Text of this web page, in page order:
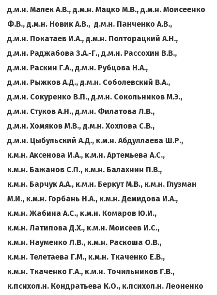
д.м.н. Малек А.В., д.м.н. Мацко М.В., д.м.н. Моисеенко
Ф.В., д.м.н. Новик А.В., д.м.н. Панченко А.В.,
д.м.н. Покатаев И.А., д.м.н. Полторацкий А.Н.,
д.м.н. Раджабова З.А.-Г., д.м.н. Рассохин В.В.,
д.м.н. Раскин Г.А., д.м.н. Рубцова Н.А.,
д.м.н. Рыжков А.Д., д.м.н. Соболевский В.А.,
д.м.н. Сокуренко В.П., д.м.н. Сокольников М.Э.,
д.м.н. Стуков А.Н., д.м.н. Филатова Л.В.,
д.м.н. Хомяков М.В., д.м.н. Хохлова С.В.,
д.м.н. Цыбульский А.Д., к.м.н. Абдуллаева Ш.Р.,
к.м.н. Аксенова И.А., к.м.н. Артемьева А.С.,
к.м.н. Бажанов С.П., к.м.н. Балахнин П.В.,
к.м.н. Барчук А.А., к.м.н. Беркут М.В., к.м.н. Глузман
М.И., к.м.н. Горбань Н.А., к.м.н. Демидова И.А.,
к.м.н. Жабина А.С., к.м.н. Комаров Ю.И.,
к.м.н. Латипова Д.Х., к.м.н. Моисеев И.С.,
к.м.н. Науменко Л.В., к.м.н. Раскоша О.В.,
к.м.н. Телетаева Г.М., к.м.н. Ткаченко Е.В.,
к.м.н. Ткаченко Г.А., к.м.н. Точильников Г.В.,
к.психол.н. Кондратьева К.О., к.психол.н. Леоненко